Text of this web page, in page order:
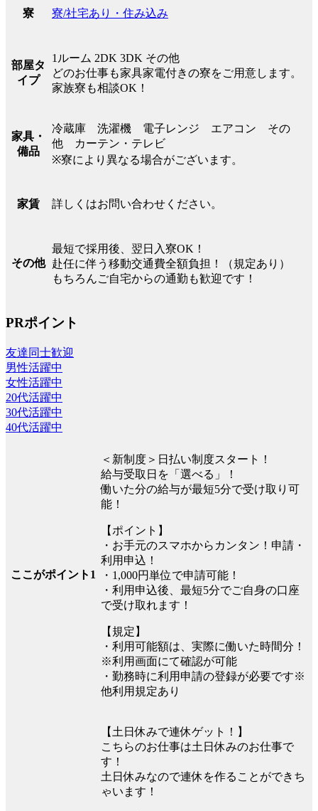
寮 寮/社宅あり・住み込み
部屋タ
イプ
1ルーム 2DK 3DK その他
どのお仕事も家具家電付きの寮をご用意します。
家族寮も相談OK！
家具・
備品
冷蔵庫 洗濯機 電子レンジ エアコン その
他 カーテン・テレビ
※寮により異なる場合がございます。
家賃 詳しくはお問い合わせください。
その他
最短で採用後、翌日入寮OK！
赴任に伴う移動交通費全額負担！（規定あり）
もちろんご自宅からの通勤も歓迎です！
PRポイント
友達同士歓迎
男性活躍中
女性活躍中
20代活躍中
30代活躍中
40代活躍中
ここがポイント1
＜新制度＞日払い制度スタート！
給与受取日を「選べる」！
働いた分の給与が最短5分で受け取り可
能！
【ポイント】
・お手元のスマホからカンタン！申請・
利用申込！
・1,000円単位で申請可能！
・利用申込後、最短5分でご自身の口座
で受け取れます！
【規定】
・利用可能額は、実際に働いた時間分！
※利用画面にて確認が可能
・勤務時に利用申請の登録が必要です※
他利用規定あり
【土日休みで連休ゲット！】
こちらのお仕事は土日休みのお仕事で
す！
土日休みなので連休を作ることができち
ゃいます！